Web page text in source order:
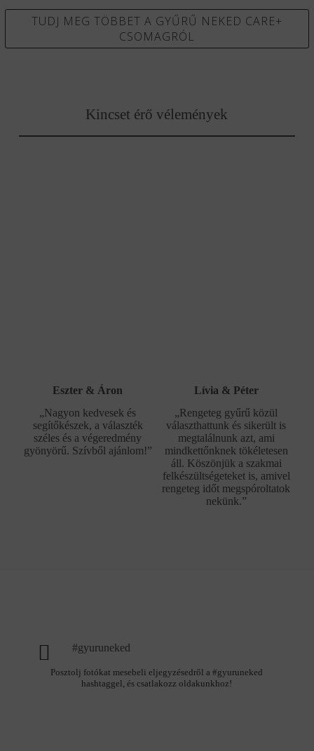
TUDJ MEG TÖBBET A GYŰRŰ NEKED CARE+
CSOMAGRÓL
Kincset érő vélemények
Eszter & Áron
„Nagyon kedvesek és
segítőkészek, a választék
széles és a végeredmény
gyönyörű. Szívből ajánlom!”
Lívia & Péter
„Rengeteg gyűrű közül
választhattunk és sikerült is
megtalálnunk azt, ami
mindkettőnknek tökéletesen
áll. Köszönjük a szakmai
felkészültségeteket is, amivel
rengeteg időt megspóroltatok
nekünk.”
#gyuruneked
Posztolj fotókat mesebeli eljegyzésedről a #gyuruneked
hashtaggel, és csatlakozz oldakunkhoz!